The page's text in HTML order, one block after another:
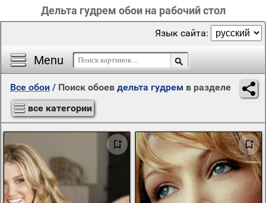
Дельта гудрем обои на рабочий стол
Menu
Язык сайта:
Все обои / Поиск обоев дельта гудрем в разделе
все категории